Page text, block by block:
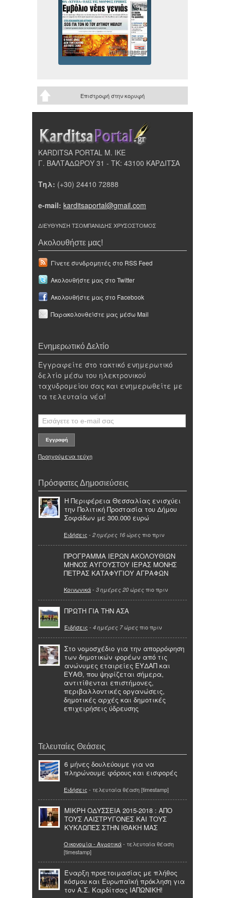
Επιστροφή στην κορυφή
KARDITSA PORTAL Μ. ΙΚΕ
Γ. ΒΑΛΤΑΔΩΡΟΥ 31 - ΤΚ: 43100 ΚΑΡΔΙΤΣΑ
Τηλ: (+30) 24410 72888
e-mail: karditsaportal@gmail.com
ΔΙΕΥΘΥΝΣΗ ΤΣΟΜΠΑΝΙΔΗΣ ΧΡΥΣΟΣΤΟΜΟΣ
Ακολουθήστε μας!
Γίνετε συνδρομητές στο RSS Feed
Ακολουθήστε μας στο Twitter
Ακολουθήστε μας στο Facebook
Παρακολουθείστε μας μέσω Mail
Ενημερωτικό Δελτίο
Εγγραφείτε στο τακτικό ενημερωτικό
δελτίο μέσω του ηλεκτρονικού
ταχυδρομείου σας και ενημερωθείτε με
τα τελευταία νέα!
Προηγούμενα τεύχη
Πρόσφατες Δημοσιεύσεις
Η Περιφέρεια Θεσσαλίας ενισχύει
την Πολιτική Προστασία του Δήμου
Σοφάδων με 300.000 ευρώ
Ειδήσεις - 2 ημέρες 16 ώρες πιο πριν
ΠΡΟΓΡΑΜΜΑ ΙΕΡΩΝ ΑΚΟΛΟΥΘΙΩΝ
ΜΗΝΟΣ ΑΥΓΟΥΣΤΟΥ ΙΕΡΑΣ ΜΟΝΗΣ
ΠΕΤΡΑΣ ΚΑΤΑΦΥΓΙΟΥ ΑΓΡΑΦΩΝ
Κοινωνικά- 3 ημέρες 20 ώρες πιο πριν
ΠΡΩΤΗ ΓΙΑ ΤΗΝ ΑΣΑ
Ειδήσεις - 4 ημέρες 7 ώρες πιο πριν
Στο νομοσχέδιο για την απορρόφηση
των δημοτικών φορέων από τις
ανώνυμες εταιρείες ΕΥΔΑΠ και
ΕΥΑΘ, που ψηφίζεται σήμερα,
αντιτίθενται επιστήμονες,
περιβαλλοντικές οργανώσεις,
δημοτικές αρχές και δημοτικές
επιχειρήσεις ύδρευσης
Τελευταίες Θεάσεις
6 μήνες δουλεύουμε για να
πληρώνουμε φόρους και εισφορές
Ειδήσεις - τελευταία θέαση [timestamp]
ΜΙΚΡΗ ΟΔΥΣΣΕΙΑ 2015-2018 : ΑΠΟ
ΤΟΥΣ ΛΑΙΣΤΡΥΓΟΝΕΣ ΚΑΙ ΤΟΥΣ
ΚΥΚΛΩΠΕΣ ΣΤΗΝ ΙΘΑΚΗ ΜΑΣ
Οικονομία - Αγροτικά- τελευταία θέαση
[timestamp]
Έναρξη προετοιμασίας με πλήθος
κόσμου και Ευρωπαϊκή πρόκληση για
τον Α.Σ. Καρδίτσας ΙΑΠΩΝΙΚΗ!